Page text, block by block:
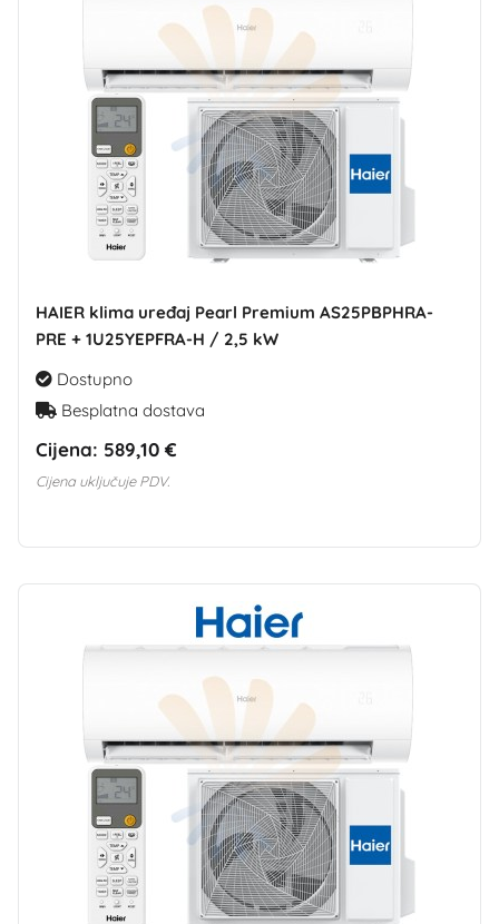
HAIER klima uređaj Pearl Premium AS25PBPHRA-
PRE + 1U25YEPFRA-H / 2,5 kW
Dostupno
Besplatna dostava
Cijena: 589,10 €
Cijena uključuje PDV.